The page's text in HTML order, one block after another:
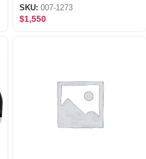
SKU: 007-1273
$1,550